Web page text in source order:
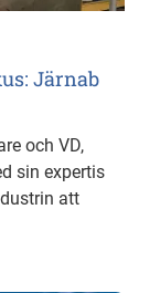
Järnab
och VD,
sin expertis
att